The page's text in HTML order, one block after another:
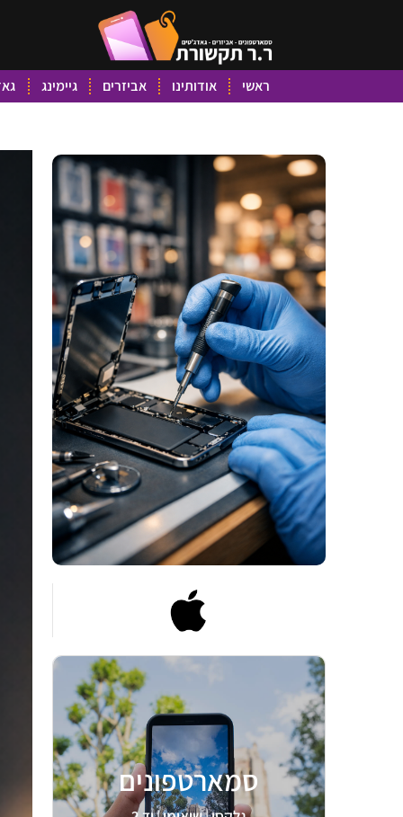
ראשי אודותינו אביזרים גיימינג
סמארטפונים
לצפיה >